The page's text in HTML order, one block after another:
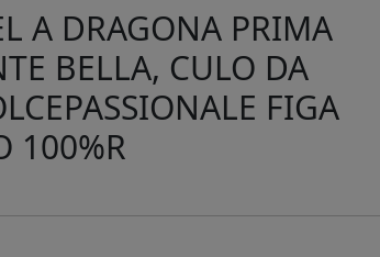
A DRAGONA PRIMA
BELLA, CULO DA
FIGA
100%R